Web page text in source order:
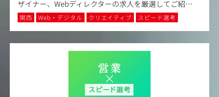
ザイナー、Webディレクターの求人を厳選してご紹…
関西 Web・デジタル クリエイティブ スピード選考